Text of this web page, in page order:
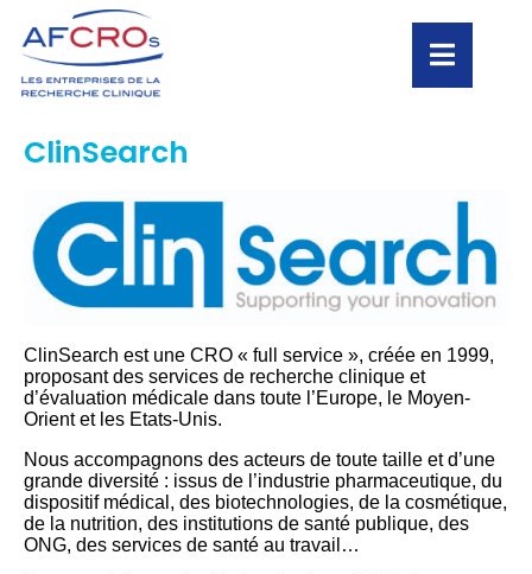
ClinSearch
ClinSearch est une CRO « full service », créée en 1999,
proposant des services de recherche clinique et
d’évaluation médicale dans toute l’Europe, le Moyen-
Orient et les Etats-Unis.
Nous accompagnons des acteurs de toute taille et d’une
grande diversité : issus de l’industrie pharmaceutique, du
dispositif médical, des biotechnologies, de la cosmétique,
de la nutrition, des institutions de santé publique, des
ONG, des services de santé au travail…